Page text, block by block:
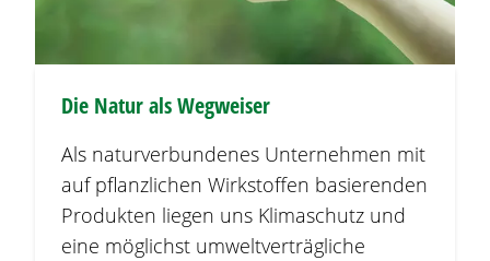
Die Natur als Wegweiser
Als naturverbundenes Unternehmen mit
auf pflanzlichen Wirkstoffen basierenden
Produkten liegen uns Klimaschutz und
eine möglichst umweltverträgliche